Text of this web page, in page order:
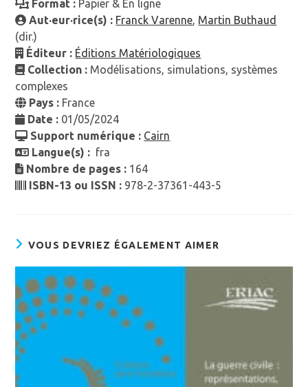
Format : Papier & En ligne
Aut·eur·rice(s) : Franck Varenne, Martin Buthaud
(dir.)
Éditeur : Éditions Matériologiques
Collection : Modélisations, simulations, systèmes
complexes
Pays : France
Date : 01/05/2024
Support numérique : Cairn
Langue(s) : fra
Nombre de pages : 164
ISBN-13 ou ISSN : 978-2-37361-443-5
VOUS DEVRIEZ ÉGALEMENT AIMER